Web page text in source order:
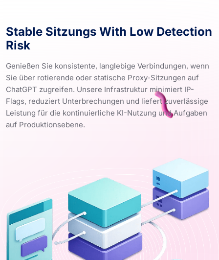
Stable Sitzungs With Low Detection
Risk
Genießen Sie konsistente, langlebige Verbindungen, wenn
Sie über rotierende oder statische Proxy-Sitzungen auf
ChatGPT zugreifen. Unsere Infrastruktur minimiert IP-
Flags, reduziert Unterbrechungen und liefert zuverlässige
Leistung für die kontinuierliche KI-Nutzung und Aufgaben
auf Produktionsebene.